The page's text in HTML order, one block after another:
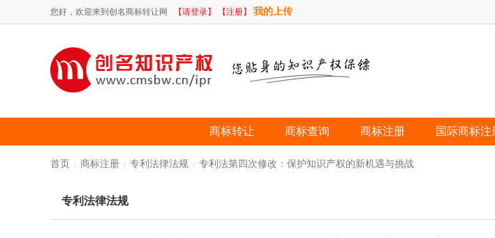
您好，欢迎来到创名商标转让网 【请登录】 【注册】 我的上传
商标转让 商标查询 商标注册 国际商标注
首页 | 商标注册 | 专利法律法规 | 专利法第四次修改：保护知识产权的新机遇与挑战
专利法律法规